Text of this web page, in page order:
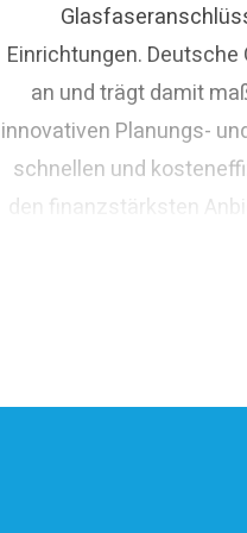
Einrichtungen.
an und trägt damit
innovativen Planungs-
schnellen und
den finanzstärksten